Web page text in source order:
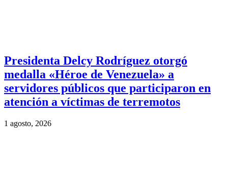
Presidenta Delcy Rodríguez otorgó
medalla «Héroe de Venezuela» a
servidores públicos que participaron en
atención a víctimas de terremotos
1 agosto, 2026